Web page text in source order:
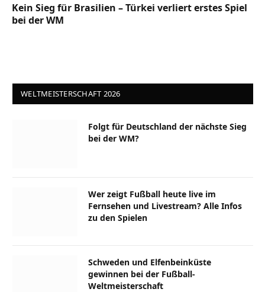
Kein Sieg für Brasilien – Türkei verliert erstes Spiel
bei der WM
WELTMEISTERSCHAFT 2026
Folgt für Deutschland der nächste Sieg
bei der WM?
Wer zeigt Fußball heute live im
Fernsehen und Livestream? Alle Infos
zu den Spielen
Schweden und Elfenbeinküste
gewinnen bei der Fußball-
Weltmeisterschaft